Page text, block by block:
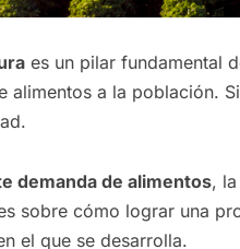
es un pilar fundamental
alimentos a la población.
demanda de alimentos,
sobre cómo lograr una
el que se desarrolla.